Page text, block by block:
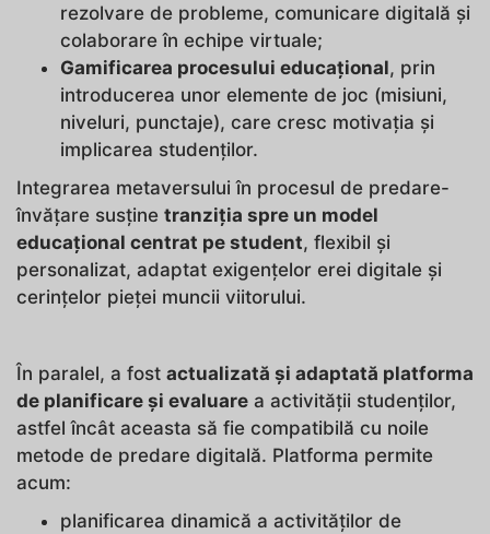
rezolvare de probleme, comunicare digitală și
colaborare în echipe virtuale;
Gamificarea procesului educațional, prin
introducerea unor elemente de joc (misiuni,
niveluri, punctaje), care cresc motivația și
implicarea studenților.
Integrarea metaversului în procesul de predare-
învățare susține tranziția spre un model
educațional centrat pe student, flexibil și
personalizat, adaptat exigențelor erei digitale și
cerințelor pieței muncii viitorului.
În paralel, a fost actualizată și adaptată platforma
de planificare și evaluare a activității studenților,
astfel încât aceasta să fie compatibilă cu noile
metode de predare digitală. Platforma permite
acum:
planificarea dinamică a activităților de